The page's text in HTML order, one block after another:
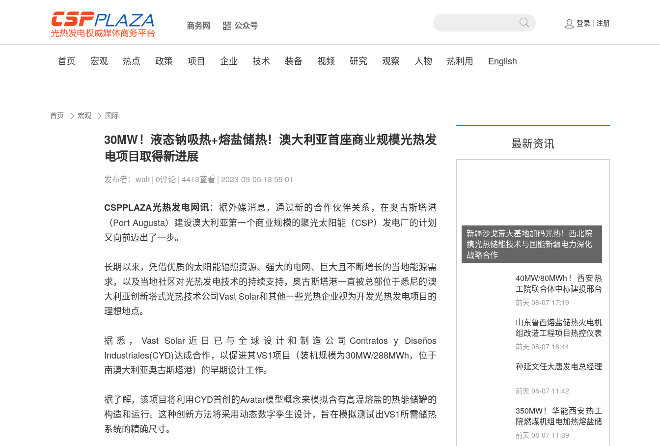
商务网 公众号 登录 | 注册
首页 宏观 热点 政策 项目 企业 技术 装备 视频 研究 观察 人物 热利用 English
首页 宏观 国际
30MW！液态钠吸热+熔盐储热！澳大利亚首座商业规模光热发
电项目取得新进展
发布者：walt | 0评论 | 4413查看 | 2023-09-05 13:59:01
CSPPLAZA光热发电网讯：据外媒消息，通过新的合作伙伴关系，在奥古斯塔港
（Port Augusta）建设澳大利亚第一个商业规模的聚光太阳能（CSP）发电厂的计划
又向前迈出了一步。
长期以来，凭借优质的太阳能辐照资源、强大的电网、巨大且不断增长的当地能源需
求，以及当地社区对光热发电技术的持续支持，奥古斯塔港一直被总部位于悉尼的澳
大利亚创新塔式光热技术公司Vast Solar和其他一些光热企业视为开发光热发电项目的
理想地点。
据悉，Vast Solar近日已与全球设计和制造公司Contratos y Diseños
Industriales(CYD)达成合作，以促进其VS1项目（装机规模为30MW/288MWh，位于
南澳大利亚奥古斯塔港）的早期设计工作。
据了解，该项目将利用CYD首创的Avatar模型概念来模拟含有高温熔盐的热能储罐的
构造和运行。这种创新方法将采用动态数字孪生设计，旨在模拟测试出VS1所需储热
系统的精确尺寸。
最新资讯
新疆沙戈荒大基地加码光热！西北院
携光热储能技术与国能新疆电力深化
战略合作
40MW/80MWh！西安热
工院联合体中标建投邢台
热电熔盐储热调峰调频改
前天 08-07 17:19
山东鲁西熔盐储热火电机
组改造工程项目热控仪表
成套设备采购
前天 08-07 16:44
孙延文任大唐发电总经理
前天 08-07 11:42
350MW！华能西安热工
院燃煤机组电加热熔盐储
能提升机组灵活性改造项
前天 08-07 11:39